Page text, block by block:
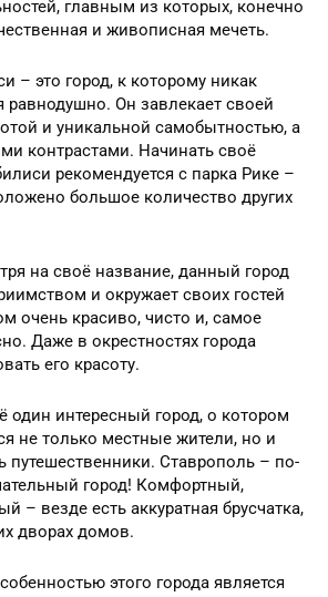
главным из которых, конечно
и живописная мечеть.
– это город, к которому никак
равнодушно. Он завлекает своей
и уникальной самобытностью, а
контрастами. Начинать своё
рекомендуется с парка Рике –
большое количество других
на своё название, данный город
и окружает своих гостей
очень красиво, чисто и, самое
Даже в окрестностях города
его красоту.
один интересный город, о котором
не только местные жители, но и
путешественники. Ставрополь – по-
город! Комфортный,
– везде есть аккуратная брусчатка,
дворах домов.
этого города является